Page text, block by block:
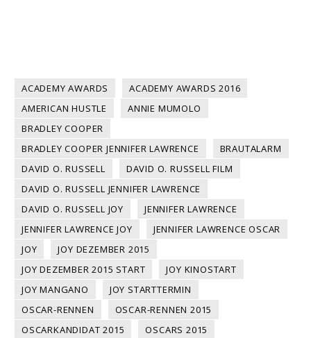
ACADEMY AWARDS
ACADEMY AWARDS 2016
AMERICAN HUSTLE
ANNIE MUMOLO
BRADLEY COOPER
BRADLEY COOPER JENNIFER LAWRENCE
BRAUTALARM
DAVID O. RUSSELL
DAVID O. RUSSELL FILM
DAVID O. RUSSELL JENNIFER LAWRENCE
DAVID O. RUSSELL JOY
JENNIFER LAWRENCE
JENNIFER LAWRENCE JOY
JENNIFER LAWRENCE OSCAR
JOY
JOY DEZEMBER 2015
JOY DEZEMBER 2015 START
JOY KINOSTART
JOY MANGANO
JOY STARTTERMIN
OSCAR-RENNEN
OSCAR-RENNEN 2015
OSCARKANDIDAT 2015
OSCARS 2015